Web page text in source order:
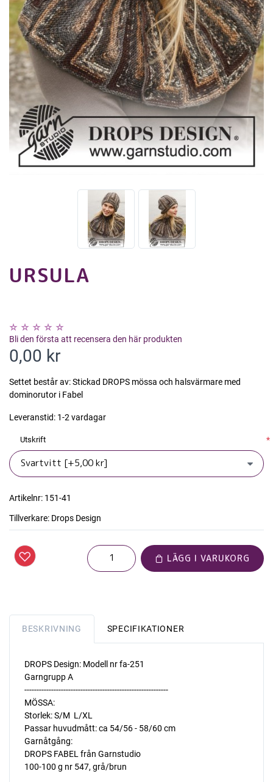
URSULA
Bli den första att recensera den här produkten
0,00 kr
Settet består av: Stickad DROPS mössa och halsvärmare med
dominorutor i Fabel
Leveranstid: 1-2 vardagar
Utskrift *
Artikelnr: 151-41
Tillverkare: Drops Design
LÄGG I VARUKORG
BESKRIVNING SPECIFIKATIONER
DROPS Design: Modell nr fa-251
Garngrupp A
-----------------------------------------------------------
MÖSSA:
Storlek: S/M  L/XL
Passar huvudmått: ca 54/56 - 58/60 cm
Garnåtgång:
DROPS FABEL från Garnstudio
100-100 g nr 547, grå/brun